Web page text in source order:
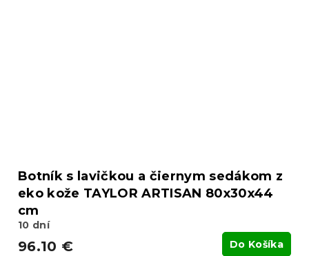
Botník s lavičkou a čiernym sedákom z
eko kože TAYLOR ARTISAN 80x30x44
cm
10 dní
96.10 € Do Košíka